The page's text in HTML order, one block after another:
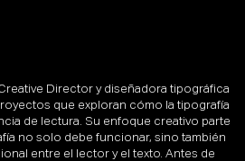
Director y diseñadora tipográfica
que exploran cómo la tipografía
de lectura. Su enfoque creativo parte
no solo debe funcionar, sino también
entre el lector y el texto. Antes de